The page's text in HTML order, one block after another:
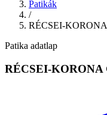
Patikák
/
RÉCSEI-
Patika adatlap
RÉCSEI-